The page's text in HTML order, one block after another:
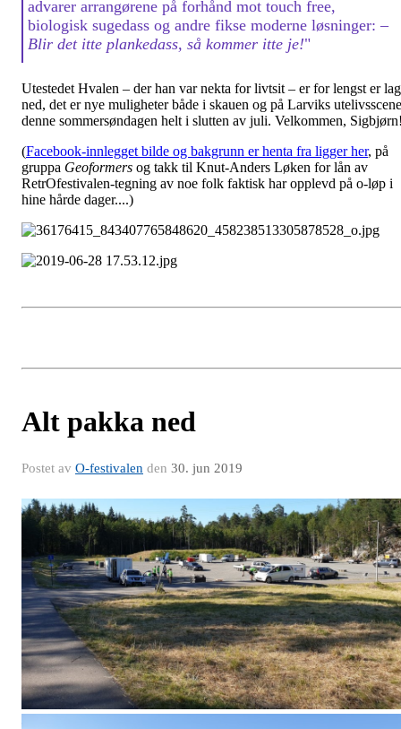
advarer arrangørene på forhånd mot touch free,
biologisk sugedass og andre fikse moderne løsninger: –
Blir det itte plankedass, så kommer itte je!"
Utestedet Hvalen – der han var nekta for livtsit – er for lengst er
ned, det er nye muligheter både i skauen og på Larviks utelivsscene
denne sommersøndagen helt i slutten av juli. Velkommen,
(Facebook-innlegget bilde og bakgrunn er henta fra ligger her, på
gruppa Geoformers og takk til Knut-Anders Løken for lån av
RetrOfestivalen-tegning av noe folk faktisk har opplevd på o-løp i
hine hårde dager....)
Alt pakka ned
Postet av O-festivalen den 30. jun 2019